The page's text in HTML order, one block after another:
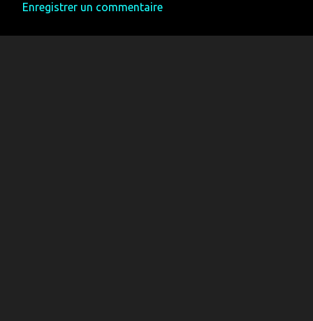
Enregistrer un commentaire